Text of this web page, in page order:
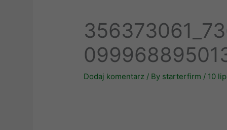
Dodaj komentarz / By starterfirm / 10